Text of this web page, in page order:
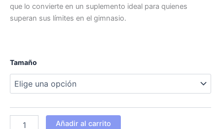
que lo convierte en un suplemento ideal para quienes
superan sus límites en el gimnasio.
Tamaño
Añadir al carrito